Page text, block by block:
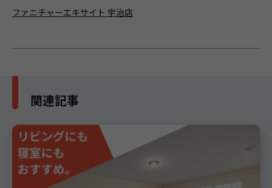
ファニチャーエキサイト 宇治店
関連記事